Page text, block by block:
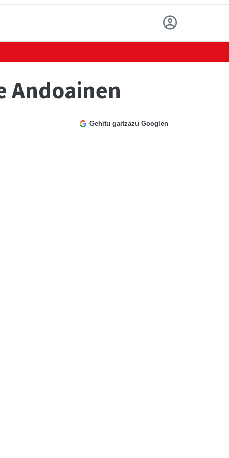
Andoainen
Gehitu gaitzazu Googlen